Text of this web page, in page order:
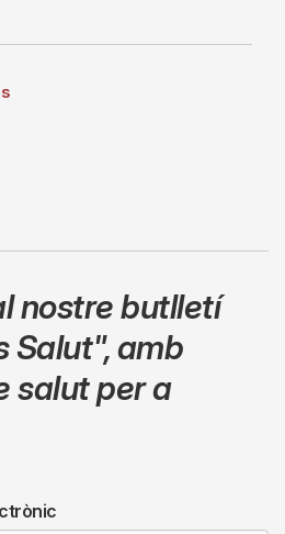
nostre butlletí
Salut",amb
salut per a